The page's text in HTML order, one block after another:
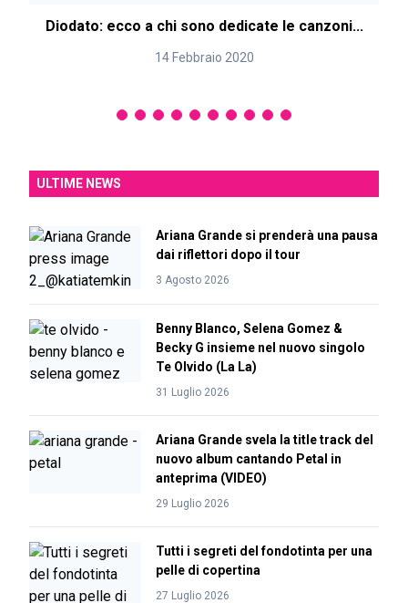
Diodato: ecco a chi sono dedicate le canzoni...
14 Febbraio 2020
ULTIME NEWS
Ariana Grande si prenderà una pausa
dai riflettori dopo il tour
3 Agosto 2026
Benny Blanco, Selena Gomez &
Becky G insieme nel nuovo singolo
Te Olvido (La La)
31 Luglio 2026
Ariana Grande svela la title track del
nuovo album cantando Petal in
anteprima (VIDEO)
29 Luglio 2026
Tutti i segreti del fondotinta per una
pelle di copertina
27 Luglio 2026